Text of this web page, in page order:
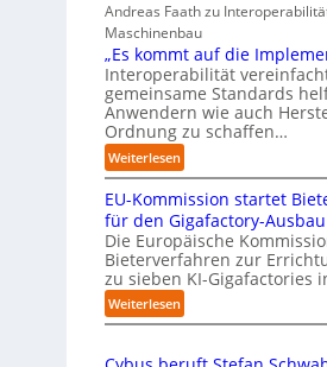
h
o
b
u
s
e
n
a
h
m
e
c
h
r
u
e
Andreas Faath zu
Maschinenbau
„Es kommt auf die
Interoperabilität
gemeinsame Standards
Anwendern wie auch
Ordnung zu schaffen…
Weiterlesen:
„
E
s
k
o
m
m
t
u
EU-Kommission startet
für den Gigafactory-Ausbau
Die Europäische
Bieterverfahren zur
zu sieben KI-Gigafactories
Weiterlesen:
E
-